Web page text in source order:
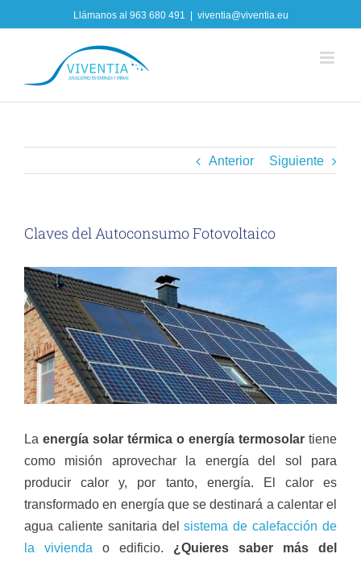
to
Llámanos al 963 680 491 viventia@viventia.eu
Anterior Siguiente
Claves del Autoconsumo Fotovoltaico
View
Larger
Image
La energía solar térmica o energía termosolar tiene
como misión aprovechar la energía del sol para
producir calor y, por tanto, energía. El calor es
transformado en energía que se destinará a calentar el
agua caliente sanitaria delsistema de calefacción de
la vivienda o edificio. ¿Quieres saber más del